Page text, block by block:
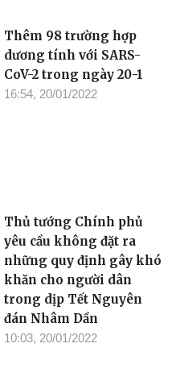
Thêm 98 trường hợp
dương tính với SARS-
CoV-2 trong ngày 20-1
16:54, 20/01/2022
Thủ tướng Chính phủ
yêu cầu không đặt ra
những quy định gây khó
khăn cho người dân
trong dịp Tết Nguyên
đán Nhâm Dần
10:03, 20/01/2022